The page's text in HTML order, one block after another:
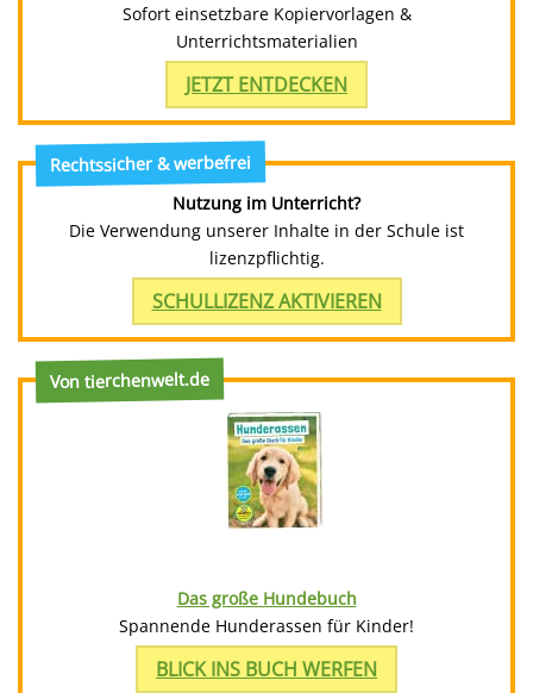
Sofort einsetzbare Kopiervorlagen &
Unterrichtsmaterialien
JETZT ENTDECKEN
Rechtssicher & werbefrei
Nutzung im Unterricht?
Die Verwendung unserer Inhalte in der Schule ist
lizenzpflichtig.
SCHULLIZENZ AKTIVIEREN
Von tierchenwelt.de
Das große Hundebuch
Spannende Hunderassen für Kinder!
BLICK INS BUCH WERFEN